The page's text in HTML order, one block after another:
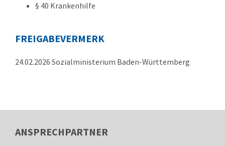
§ 40 Krankenhilfe
FREIGABEVERMERK
24.02.2026 Sozialministerium Baden-Württemberg
ANSPRECHPARTNER